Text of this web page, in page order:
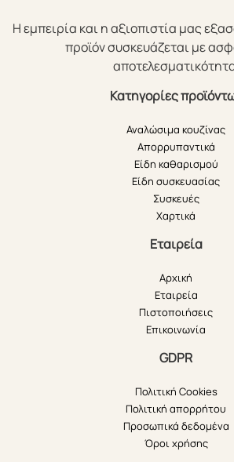
Η εμπειρία και η αξιοπιστία μας
προϊόν συσκευάζεται με
Κατηγορίες
Αναλώσιμα κουζίνας
Απορρυπαντικά
Είδη καθαρισμού
Είδη συσκευασίας
Συσκευές
Χαρτικά
Εταιρεία
Αρχική
Εταιρεία
Πιστοποιήσεις
Επικοινωνία
GDPR
Πολιτική Cookies
Πολιτική απορρήτου
Προσωπικά δεδομένα
Όροι χρήσης